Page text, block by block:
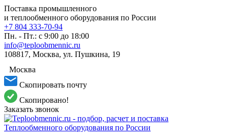
Поставка промышленного
и теплообменного оборудования по России
+7 804 333-70-94
Пн. - Пт.: с 9:00 до 18:00
info@teploobmennic.ru
108817, Москва, ул. Пушкина, 19
Москва
Скопировать почту
Скопировано!
Заказать звонок